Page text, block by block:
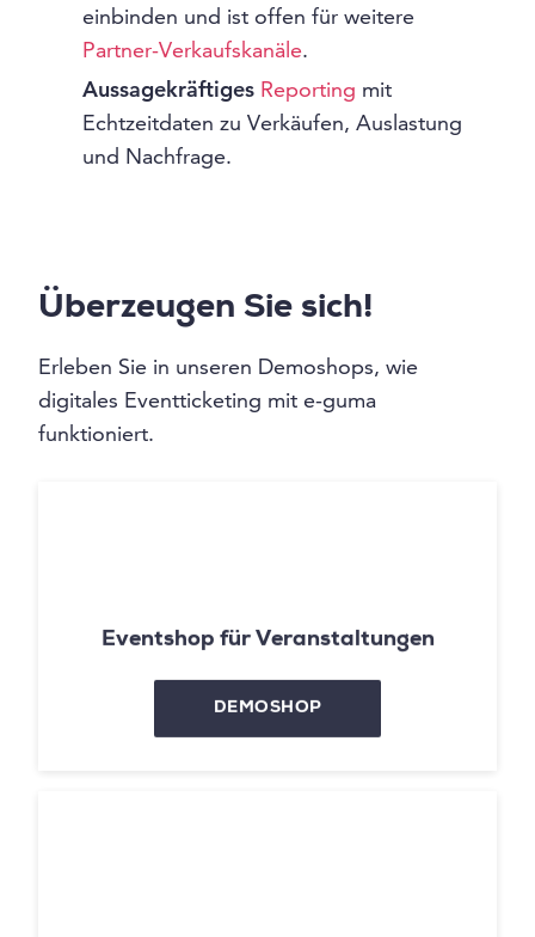
einbinden und ist offen für weitere
Partner-Verkaufskanäle.
Aussagekräftiges Reporting mit
Echtzeitdaten zu Verkäufen, Auslastung
und Nachfrage.
Überzeugen Sie sich!
Erleben Sie in unseren Demoshops, wie
digitales Eventticketing mit e-guma
funktioniert.
Eventshop für Veranstaltungen
DEMOSHOP